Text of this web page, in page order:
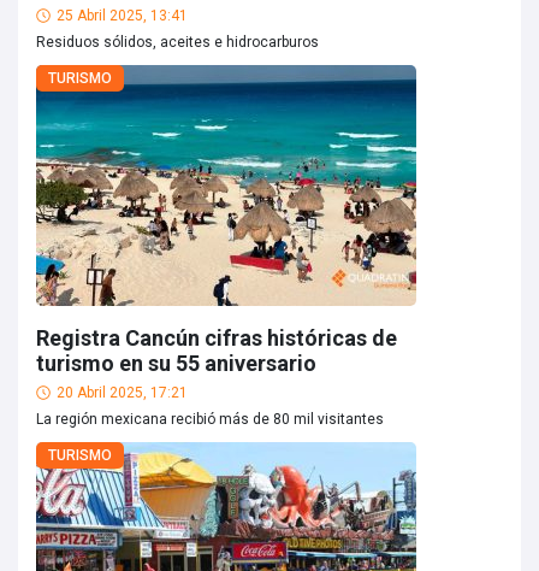
25 Abril 2025, 13:41
Residuos sólidos, aceites e hidrocarburos
TURISMO
Registra Cancún cifras históricas de
turismo en su 55 aniversario
20 Abril 2025, 17:21
La región mexicana recibió más de 80 mil visitantes
TURISMO